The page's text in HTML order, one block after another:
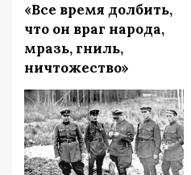
«Все время долбить,
что он враг народа,
мразь, гниль,
ничтожество»